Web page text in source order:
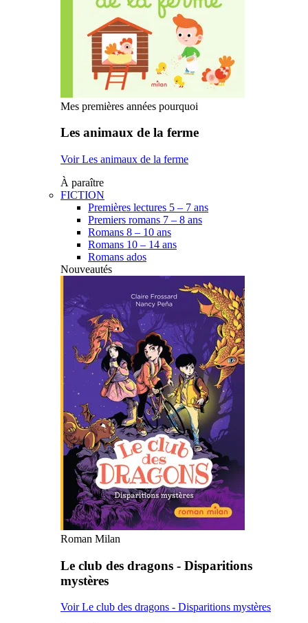
Mes premières années pourquoi
Les animaux de la ferme
Voir Les animaux de la ferme
À paraître
FICTION
Premières lectures 5 – 7 ans
Premiers romans 7 – 8 ans
Romans 8 – 10 ans
Romans 10 – 14 ans
Romans ados
Nouveautés
Roman Milan
Le club des dragons - Disparitions
mystères
Voir Le club des dragons - Disparitions mystères